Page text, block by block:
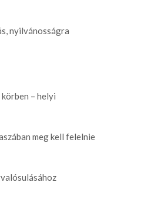
nyilvánosságra
– helyi
meg kell felelnie